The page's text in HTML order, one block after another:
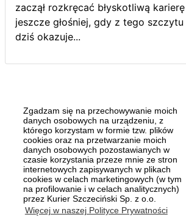
Zgadzam się na przechowywanie moich
danych osobowych na urządzeniu, z
którego korzystam w formie tzw. plików
cookies oraz na przetwarzanie moich
danych osobowych pozostawianych w
czasie korzystania przeze mnie ze stron
internetowych zapisywanych w plikach
cookies w celach marketingowych (w tym
na profilowanie i w celach analitycznych)
przez Kurier Szczeciński Sp. z o.o.
Więcej w naszej Polityce Prywatności
zaczął rozkręcać błyskotliwą
jeszcze głośniej, gdy z tego szczytu
dziś okazuje...
Strona główna Szczecin/
Kultura